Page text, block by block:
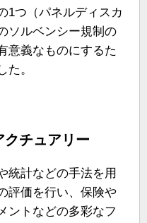
1つ（パネルディスカ
ソルベンシー規制の
意義なものにするた
た。
チュアリー
統計などの手法を用
評価を行い、保険や
ントなどの多彩なフ